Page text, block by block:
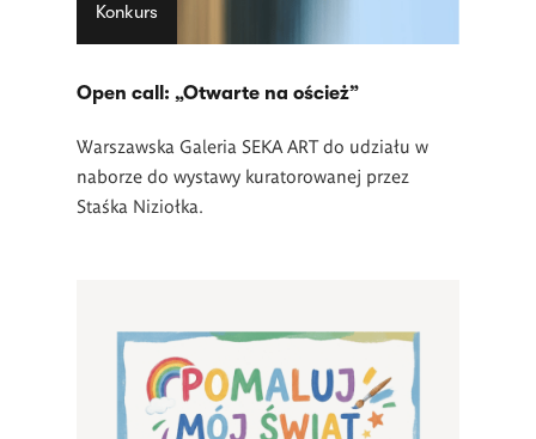
Konkurs
Open call: „Otwarte na oścież”
Warszawska Galeria SEKA ART do udziału w
naborze do wystawy kuratorowanej przez
Staśka Niziołka.